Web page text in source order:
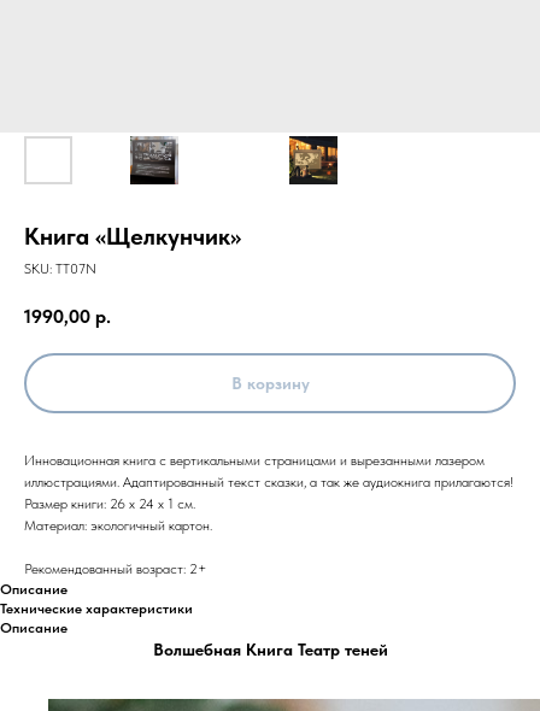
Книга «Щелкунчик»
SKU: TT07N
1990,00 р.
В корзину
Инновационная книга с вертикальными страницами и вырезанными лазером
иллюстрациями. Адаптированный текст сказки, а так же аудиокнига прилагаются!
Размер книги: 26 х 24 х 1 см.
Материал: экологичный картон.
Рекомендованный возраст: 2+
Описание
Технические характеристики
Описание
Волшебная Книга Театр теней